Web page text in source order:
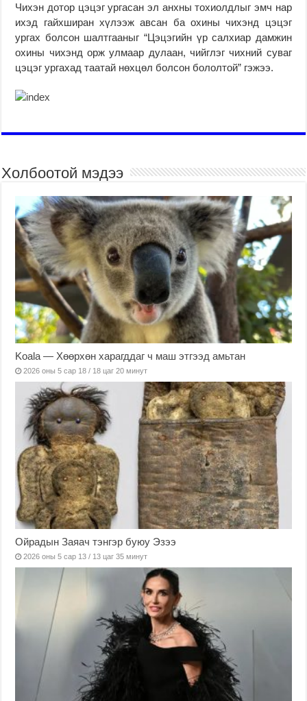
Чихэн дотор цэцэг ургасан эл анхны тохиолдлыг эмч нар
ихэд гайхширан хүлээж авсан ба охины чихэнд цэцэг
ургах болсон шалтгааныг “Цэцэгийн үр салхиар дамжин
охины чихэнд орж улмаар дулаан, чийглэг чихний суваг
цэцэг ургахад таатай нөхцөл болсон бололтой” гэжээ.
Холбоотой мэдээ
Koala — Хөөрхөн харагддаг ч маш этгээд амьтан
2026 оны 5 сар 18 / 18 цаг 20 минут
Ойрадын Заяач тэнгэр буюу Эзээ
2026 оны 5 сар 13 / 13 цаг 35 минут